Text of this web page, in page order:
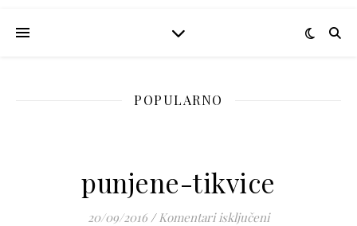
POPULARNO
punjene-tikvice
20/09/2016 / Komentari isključeniza punjene-